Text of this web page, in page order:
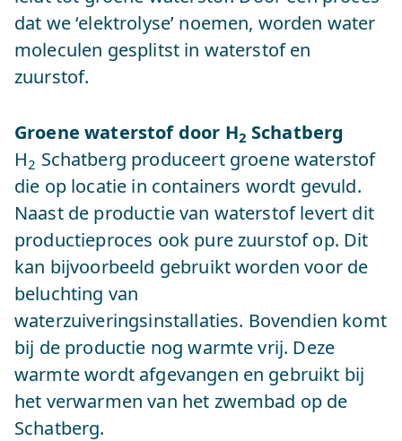
dat we ‘elektrolyse’ noemen, worden water
moleculen gesplitst in waterstof en
zuurstof.
Groene waterstof door H2 Schatberg
H2 Schatberg produceert groene waterstof
die op locatie in containers wordt gevuld.
Naast de productie van waterstof levert dit
productieproces ook pure zuurstof op. Dit
kan bijvoorbeeld gebruikt worden voor de
beluchting van
waterzuiveringsinstallaties. Bovendien komt
bij de productie nog warmte vrij. Deze
warmte wordt afgevangen en gebruikt bij
het verwarmen van het zwembad op de
Schatberg.